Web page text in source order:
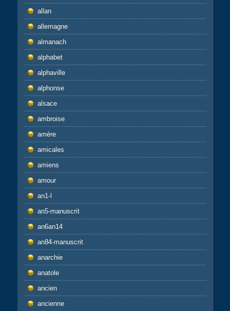
allan
allemagne
almanach
alphabet
alphaville
alphonse
alsace
ambroise
amère
amicales
amiens
amour
an1-l
an5-manuscrit
an6an14
an84-manuscrit
anarchie
anatole
ancien
ancienne